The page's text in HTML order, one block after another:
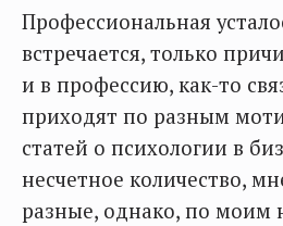
Профессиональная
встречается, только
и в профессию, как-то
приходят по разным
статей о психологии в
несчетное количество,
разные, однако, по моим